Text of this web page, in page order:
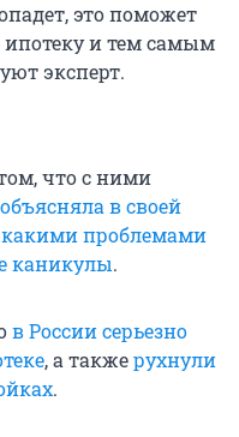
это поможет
ипотеку и тем самым
эксперт.
что с ними
объясняла в своей
какими проблемами
каникулы.
в России серьезно
, а такжерухнули
.